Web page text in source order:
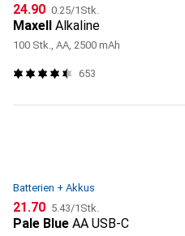
CHF
24.90 CHF
0.25/1Stk.
Maxell Alkaline
100 Stk., AA, 2500 mAh
653
Batterien + Akkus
CHF
21.70 CHF
5.43/1Stk.
Pale Blue AA USB-C